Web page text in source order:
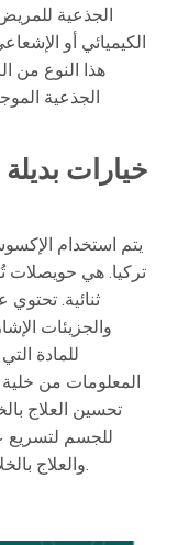
الجذعية
الكيميائي أو
هذا النوع من
الجذعية
خيارات بديلة
يتم استخدام
تركيا. هي حويصلات
ثنائية. تحتوي
والجزيئات
للمادة
المعلومات من
تحسين العلاج
للجسم لتسريع
والعلاج بالخلايا الجذعية معًا للحصول على نتائج أفضل.